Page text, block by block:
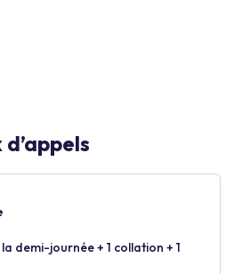
demi-journée + 1 collation + 1